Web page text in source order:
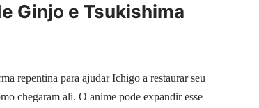
Ginjo e Tsukishima
repentina para ajudar Ichigo a restaurar seu
chegaram ali. O anime pode expandir esse